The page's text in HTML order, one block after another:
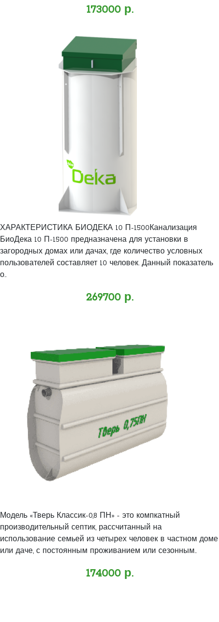
173000 р.
ХАРАКТЕРИСТИКА БИОДЕКА 10 П-1500Канализация
БиоДека 10 П-1500 предназначена для установки в
загородных домах или дачах, где количество условных
пользователей составляет 10 человек. Данный показатель
о..
269700 р.
Модель «Тверь Классик-0,8 ПН» - это компкатный
производительный септик, рассчитанный на
использование семьей из четырех человек в частном доме
или даче, с постоянным проживанием или сезонным..
174000 р.